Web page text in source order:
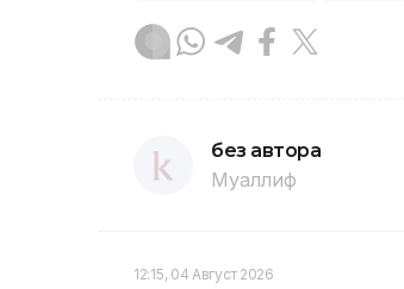
без автора
Муаллиф
12:15, 04 Август 2026